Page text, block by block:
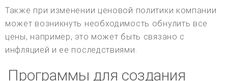
Также при изменении ценовой политики компании
может возникнуть необходимость обнулить все
цены, например, это может быть связано с
инфляцией и ее последствиями.
Программы для создания